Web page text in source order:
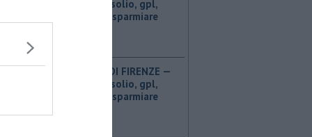
Benzina, gasolio, gpl,
ecco dove risparmiare
PROVINCIA DI FIRENZE — ​
Benzina, gasolio, gpl,
ecco dove risparmiare